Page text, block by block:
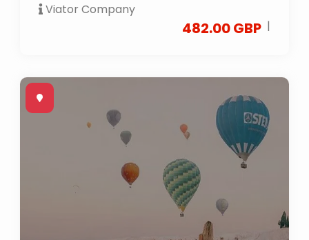
Viator Company
482.00 GBP |